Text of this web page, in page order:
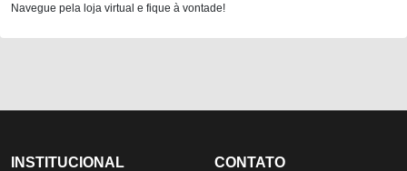
Navegue pela loja virtual e fique à vontade!
INSTITUCIONAL CONTATO